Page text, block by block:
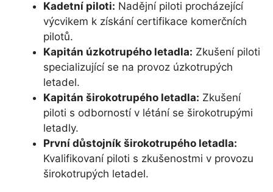
Kadetní piloti: Nadějní piloti procházející
výcvikem k získání certifikace komerčních
pilotů.
Kapitán úzkotrupého letadla: Zkušení piloti
specializující se na provoz úzkotrupých
letadel.
Kapitán širokotrupého letadla: Zkušení
piloti s odborností v létání se širokotrupými
letadly.
První důstojník širokotrupého letadla:
Kvalifikovaní piloti s zkušenostmi v provozu
širokotrupých letadel.